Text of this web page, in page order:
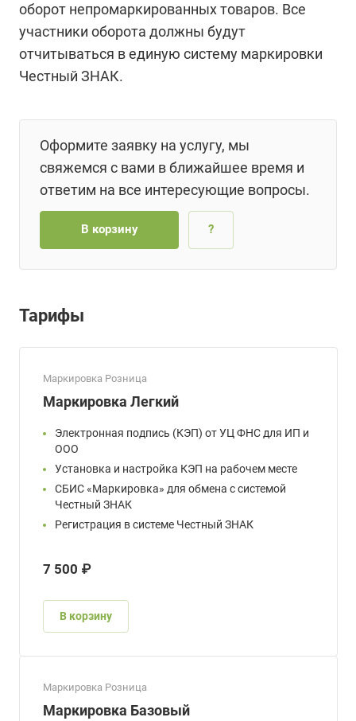
оборот непромаркированных товаров. Все
участники оборота должны будут
отчитываться в единую систему маркировки
Честный ЗНАК.
Оформите заявку на услугу, мы
свяжемся с вами в ближайшее время и
ответим на все интересующие вопросы.
В корзину ?
Тарифы
Маркировка Розница
Маркировка Легкий
Электронная подпись (КЭП) от УЦ ФНС для ИП и
ООО
Установка и настройка КЭП на рабочем месте
СБИС «Маркировка» для обмена с системой
Честный ЗНАК
Регистрация в системе Честный ЗНАК
7 500 ₽
В корзину
Маркировка Розница
Маркировка Базовый